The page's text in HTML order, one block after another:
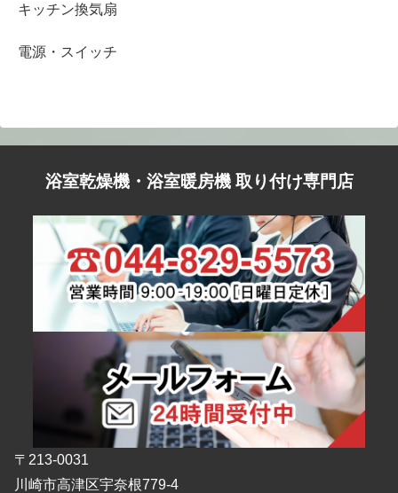
キッチン換気扇
電源・スイッチ
浴室乾燥機・浴室暖房機 取り付け専門店
〒213-0031
川崎市高津区宇奈根779-4